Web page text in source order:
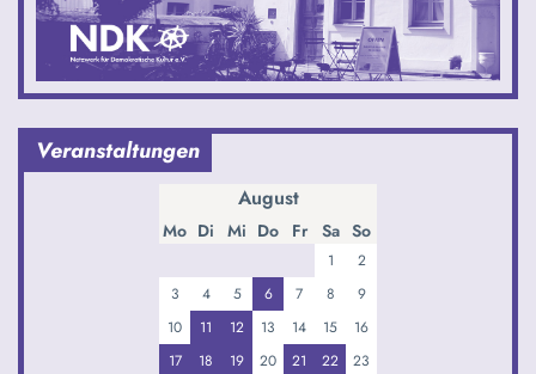
Veranstaltungen
August
Mo Di Mi Do Fr Sa So
1
2
3
4 5 6 7 8
9
10
11 12 13 14 15
16
17
18 19 20 21 22
23